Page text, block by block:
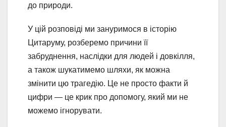
до природи.
У цій розповіді ми зануримося в історію
Цитаруму, розберемо причини її
забруднення, наслідки для людей і довкілля,
а також шукатимемо шляхи, як можна
змінити цю трагедію. Це не просто факти й
цифри — це крик про допомогу, який ми не
можемо ігнорувати.